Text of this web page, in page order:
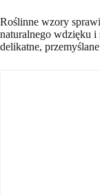
Roślinne wzory
naturalnego wdzięku i
delikatne,